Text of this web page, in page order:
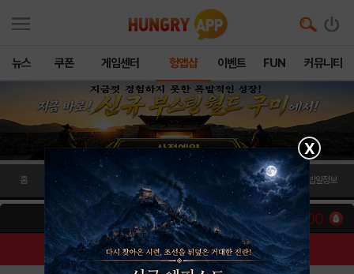
뉴스 쿠폰 게임센터 헝앱샵 이벤트 FUN 커뮤니티
홈 쇼핑 경품응모내역 쇼핑내역 밥알정보
구글 기프트카드 5,000원 (추첨)
100
X